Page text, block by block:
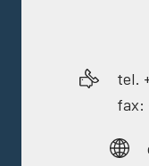
tel.
fax: